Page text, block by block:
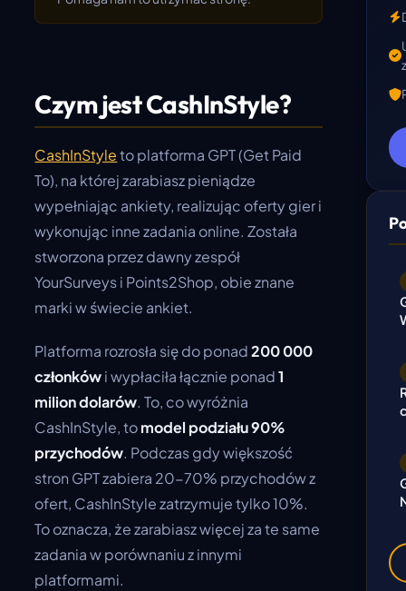
Czym jest CashInStyle?
CashInStyleto platforma GPT (Get Paid
To), na której zarabiasz pieniądze
wypełniając ankiety, realizując oferty gier i
wykonując inne zadania online. Została
stworzona przez dawny zespół
YourSurveys i Points2Shop, obie znane
marki w świecie ankiet.
Platforma rozrosła się do ponad200 000
członkówi wypłaciła łącznie ponad1
milion dolarów. To, co wyróżnia
CashInStyle, tomodel podziału 90%
przychodów. Podczas gdy większość
stron GPT zabiera 20-70% przychodów z
ofert, CashInStyle zatrzymuje tylko 10%.
To oznacza, że zarabiasz więcej za te same
zadania w porównaniu z innymi
platformami.